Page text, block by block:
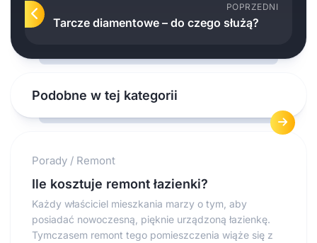
POPRZEDNI
Tarcze diamentowe – do czego służą?
Podobne w tej kategorii
Porady / Remont
Ile kosztuje remont łazienki?
Każdy właściciel mieszkania marzy o tym, aby
posiadać nowoczesną, pięknie urządzoną łazienkę.
Tymczasem remont tego pomieszczenia wiąże się z